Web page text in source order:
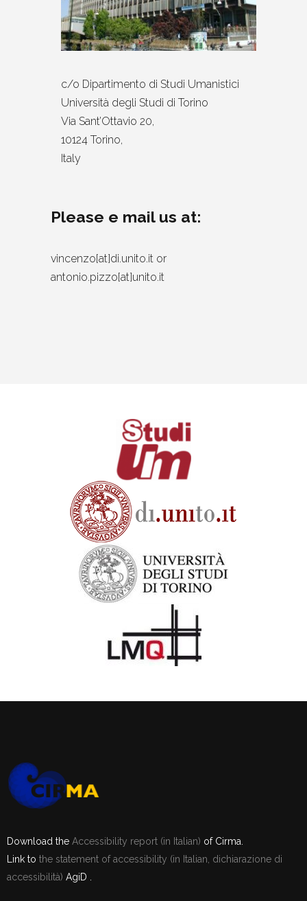
c/o Dipartimento di Studi Umanistici
Università degli Studi di Torino
Via Sant’Ottavio 20,
10124 Torino,
Italy
Please e mail us at:
vincenzo[at]di.unito.it or
antonio.pizzo[at]unito.it
Download the Accessibility report (in Italian) of Cirma.
Link to the statement of accessibility (in Italian, dichiarazione di
accessibilità) AgiD .